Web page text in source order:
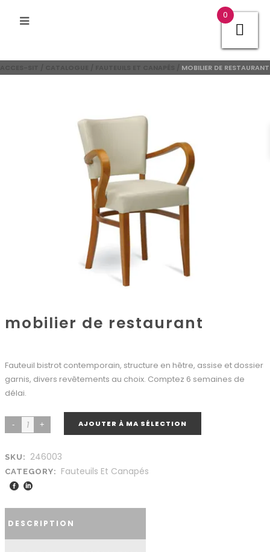
MOBILIER DE RESTAURANT
mobilier de restaurant
Fauteuil bistrot contemporain, structure en hêtre, assise et dossier
garnis, divers revêtements au choix. Comptez 6 semaines de
délai.
AJOUTER À MA SÉLECTION
SKU: 246003
CATEGORY: Fauteuils Et Canapés
DESCRIPTION
0